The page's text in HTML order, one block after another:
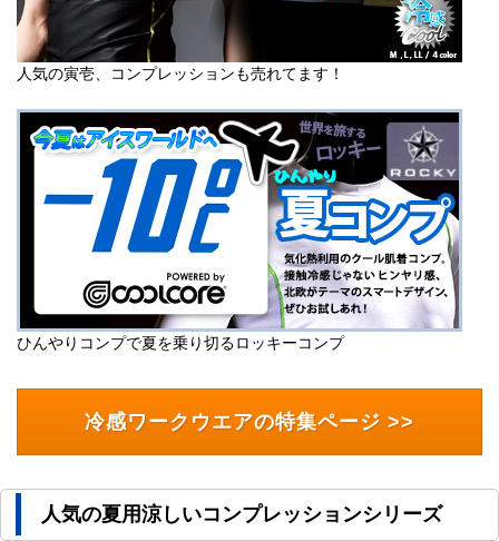
人気の寅壱、コンプレッションも売れてます！
ひんやりコンプで夏を乗り切るロッキーコンプ
冷感ワークウエアの特集ページ >>
人気の夏用涼しいコンプレッションシリーズ